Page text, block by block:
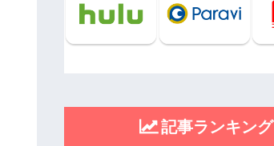
記事ランキング